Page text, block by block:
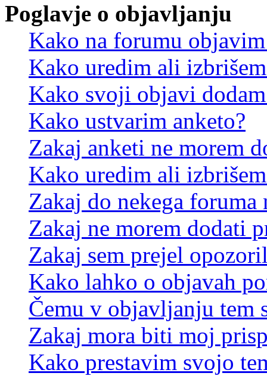
Poglavje o objavljanju
Kako na forumu
Kako uredim ali
Kako svoji objavi
Kako ustvarim anketo?
Zakaj anketi ne morem
Kako uredim ali
Zakaj do nekega foruma
Zakaj ne morem dodati
Zakaj sem prejel
Kako lahko o objavah
Čemu v objavljanju tem
Zakaj mora biti moj
Kako prestavim svojo